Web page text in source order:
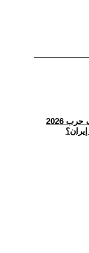
(47) بين الحسم والتوازن: ماذا تكشف حرب 2026